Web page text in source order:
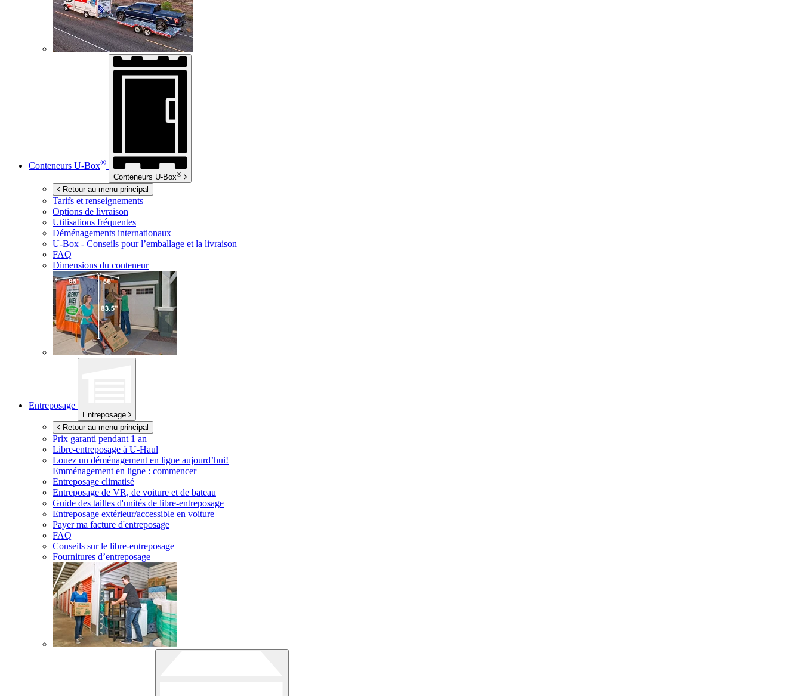
Conteneurs U-Box®
Conteneurs U-Box®
Retour au menu principal
Tarifs et renseignements
Options de livraison
Utilisations fréquentes
Déménagements internationaux
U-Box - Conseils pour l’emballage et la livraison
FAQ
Dimensions du conteneur
Entreposage
Entreposage
Retour au menu principal
Prix garanti pendant 1 an
Libre-entreposage à U-Haul
Louez un déménagement en ligne aujourd’hui!
Emménagement en ligne : commencer
Entreposage climatisé
Entreposage de VR, de voiture et de bateau
Guide des tailles d'unités de libre-entreposage
Entreposage extérieur/accessible en voiture
Payer ma facture d'entreposage
FAQ
Conseils sur le libre-entreposage
Fournitures d’entreposage